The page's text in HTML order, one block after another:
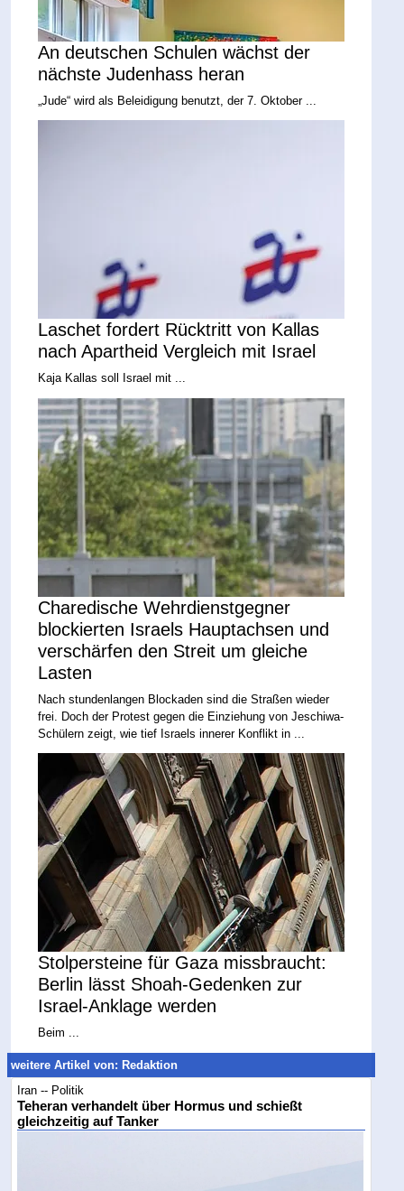
An deutschen Schulen wächst der
nächste Judenhass heran
„Jude“ wird als Beleidigung benutzt, der 7. Oktober ...
Laschet fordert Rücktritt von Kallas
nach Apartheid Vergleich mit Israel
Kaja Kallas soll Israel mit ...
Charedische Wehrdienstgegner
blockierten Israels Hauptachsen und
verschärfen den Streit um gleiche
Lasten
Nach stundenlangen Blockaden sind die Straßen wieder
frei. Doch der Protest gegen die Einziehung von Jeschiwa-
Schülern zeigt, wie tief Israels innerer Konflikt in ...
Stolpersteine für Gaza missbraucht:
Berlin lässt Shoah-Gedenken zur
Israel-Anklage werden
Beim ...
weitere Artikel von: Redaktion
Iran -- Politik
Teheran verhandelt über Hormus und schießt
gleichzeitig auf Tanker